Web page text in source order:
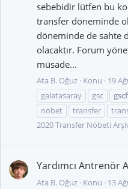
sebebidir lütfen bu
transfer döneminde
döneminde de sahte
olacaktır. Forum
müsade...
Ata B. Oğuz Konu 19
galatasaray
gsc
nöbet
transfer
2020 Transfer Nöbeti
Yardımcı Antrenör
Ata B. Oğuz Konu 13